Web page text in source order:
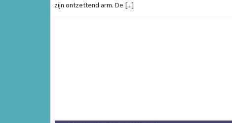
zijn ontzettend arm. De [...]